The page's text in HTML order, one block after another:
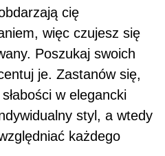
cię
więc czujesz się
Poszukaj swoich
je. Zastanów się,
w elegancki
styl, a wtedy
każdego